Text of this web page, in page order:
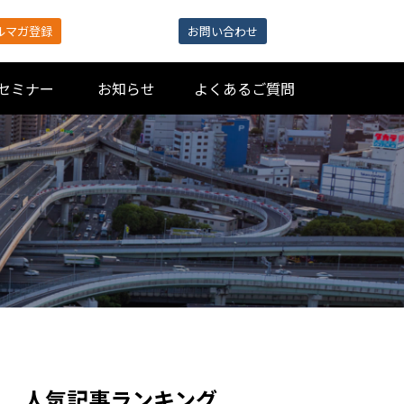
マガ登録 お問い合わせ
ミナー お知らせ よくあるご質問